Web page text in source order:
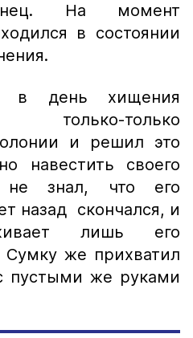
На момент
в состоянии
в день хищения
только
и решил это
навестить своего
не знал, что его
назад скончался, и
лишь его
Сумку же прихватил
пустыми же руками